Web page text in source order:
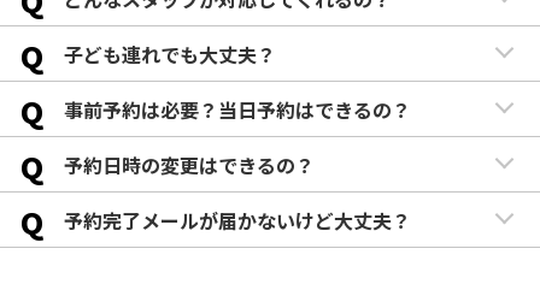
Q 子ども連れでも大丈夫？
Q 事前予約は必要？当日予約はできるの？
Q 予約日時の変更はできるの？
Q 予約完了メールが届かないけど大丈夫？